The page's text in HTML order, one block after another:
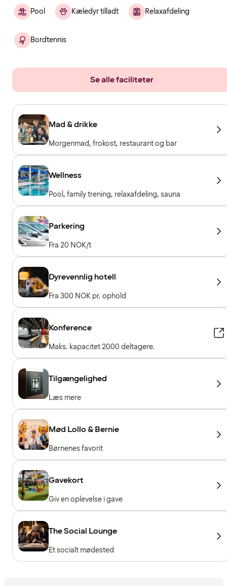
Pool Kæledyr tilladt Relaxafdeling
Bordtennis
Se alle faciliteter
Mad & drikke
Morgenmad, frokost, restaurant og bar
Wellness
Pool, family trening, relaxafdeling, sauna
Parkering
Fra 20 NOK/t
Dyrevennlig hotell
Fra 300 NOK pr. ophold
Konference
Maks. kapacitet 2000 deltagere.
Tilgængelighed
Læs mere
Mød Lollo & Bernie
Børnenes favorit
Gavekort
Giv en oplevelse i gave
The Social Lounge
Et socialt mødested